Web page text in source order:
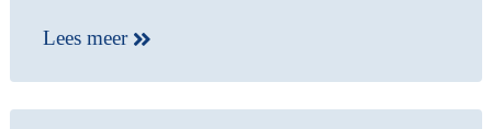
Lees meer